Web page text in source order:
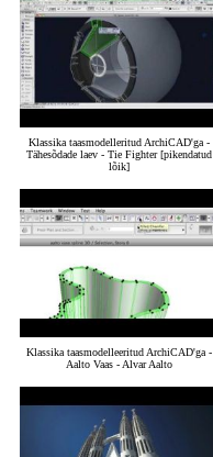
Klassika taasmodelleritud ArchiCAD'ga -
Tähesõdade laev - Tie Fighter [pikendatud
lõik]
Klassika taasmodelleeritud ArchiCAD'ga -
Aalto Vaas - Alvar Aalto